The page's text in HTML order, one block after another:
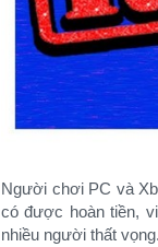
Người chơi PC và
có được hoàn tiền,
nhiều người thất